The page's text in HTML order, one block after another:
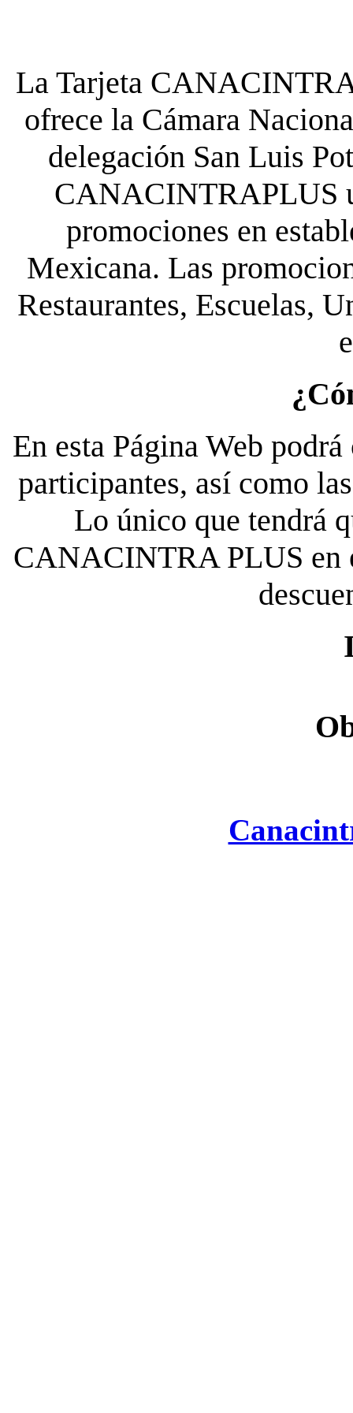
La Tarjeta
ofrece la Cámara
delegación San Luis
CANACINTRAPLUS
promociones en
Mexicana. Las
Restaurantes, Escuelas,
En esta Página Web
participantes, así como
Lo único que tendrá
CANACINTRA PLUS en